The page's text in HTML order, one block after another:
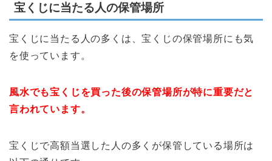
宝くじに当たる人の保管場所
宝くじに当たる人の多くは、宝くじの保管場所にも気
を使っています。
風水でも宝くじを買った後の保管場所が特に重要だと
言われています。
宝くじで高額当選した人の多くが保管している場所は